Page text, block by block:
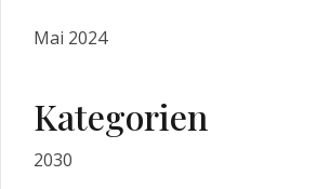
Mai 2024
Kategorien
2030